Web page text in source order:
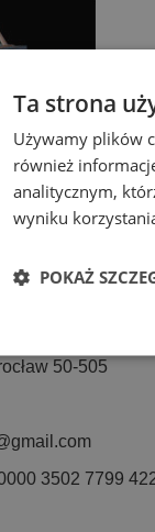
50-505
3502 7799
Ta strona
Używamy plików
również
analitycznym,
wyniku
POKAŻ